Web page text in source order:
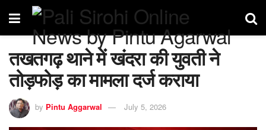
तखतगढ़ थाने में खंदरा की युवती ने
तोड़फोड़ का मामला दर्ज कराया
by Pintu Aggarwal July 5, 2026